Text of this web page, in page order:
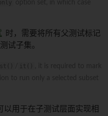
时，需要将所有父测试标记
试子集。
以用于在子测试层面实现相